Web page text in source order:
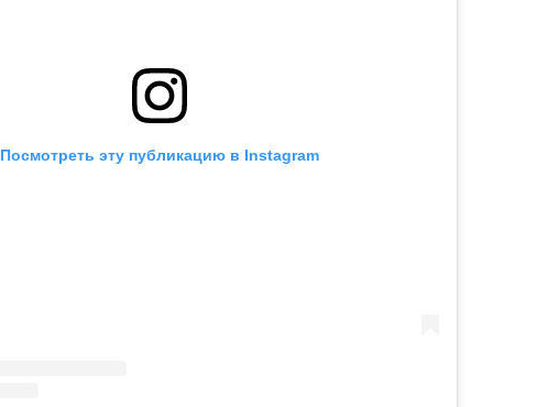
Посмотреть эту публикацию в Instagram